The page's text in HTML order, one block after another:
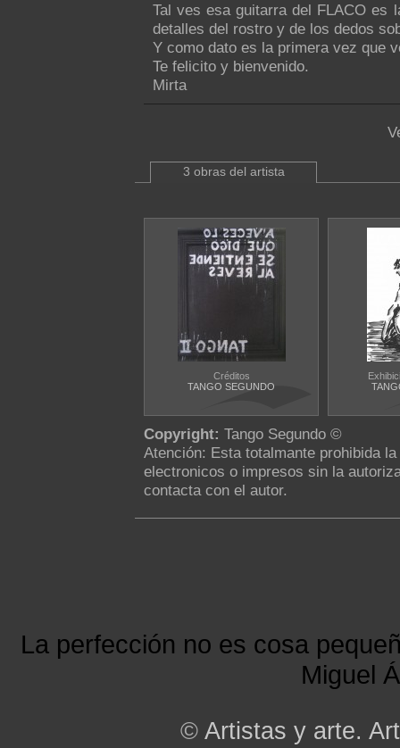
Tal ves esa guitarra del FLACO es
detalles del rostro y de los dedos
Y como dato es la primera vez que
Te felicito y bienvenido.
Mirta
3 obras del artista
Créditos
TANGO SEGUNDO
Copyright: Tango Segundo ©
Atención: Esta totalmante prohibida
electronicos o impresos sin la
contacta con el autor.
La perfección no es cosa
Miguel
© Artistas y arte.